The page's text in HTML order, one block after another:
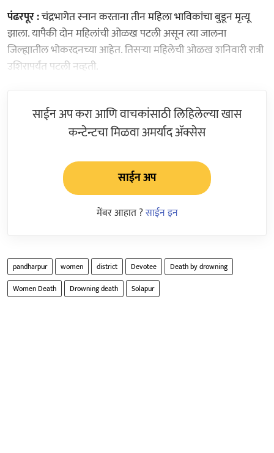
पंढरपूर :चंद्रभागेत स्नान करताना तीन महिला भाविकांचा बुडून मृत्यू
झाला. यापैकी दोन महिलांची ओळख पटली असून त्या जालना
जिल्ह्यातील भोकरदनच्या आहेत. तिसऱ्या महिलेची ओळख शनिवारी रात्री
उशिरापर्यंत पटली नव्हती.
साईन अप करा आणि वाचकांसाठी लिहिलेल्या खास
कन्टेन्टचा मिळवा अमर्याद ॲक्सेस
साईन अप
मेंबर आहात ?साईन इन
pandharpur women district Devotee
Death by drowning
Women Death
Drowning death Solapur